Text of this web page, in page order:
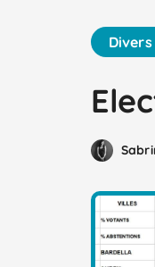
Divers